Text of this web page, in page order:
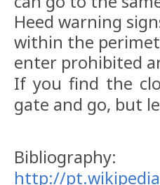
Heed warning
within the
enter prohibited
If you find the
gate and go, but
Bibliography:
http://